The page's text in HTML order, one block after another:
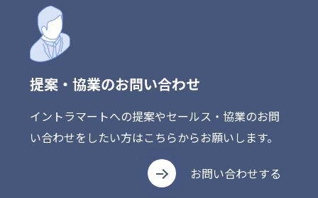
提案・協業のお問い合わせ
イントラマートへの提案やセールス・協業のお問
い合わせをしたい方はこちらからお願いします。
お問い合わせする